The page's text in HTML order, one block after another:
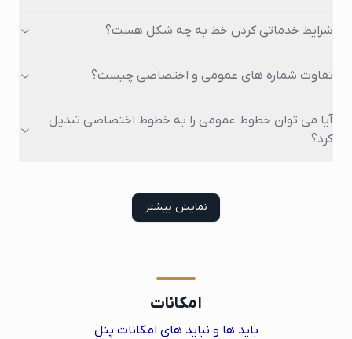
شرایط خدماتی کردن خط به چه شکل هست؟
تفاوت شماره های عمومی و اختصاصی چیست؟
آیا می توان خطوط عمومی را به خطوط اختصاصی تبدیل
کرد؟
نمایش بیشتر
امکانات
باید ها و نباید های امکانات پنل